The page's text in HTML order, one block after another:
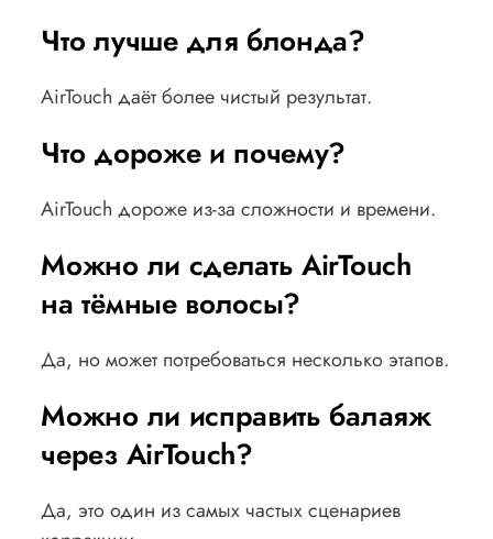
Что лучше для блонда?
AirTouch даёт более чистый результат.
Что дороже и почему?
AirTouch дороже из-за сложности и времени.
Можно ли сделать AirTouch
на тёмные волосы?
Да, но может потребоваться несколько этапов.
Можно ли исправить балаяж
через AirTouch?
Да, это один из самых частых сценариев